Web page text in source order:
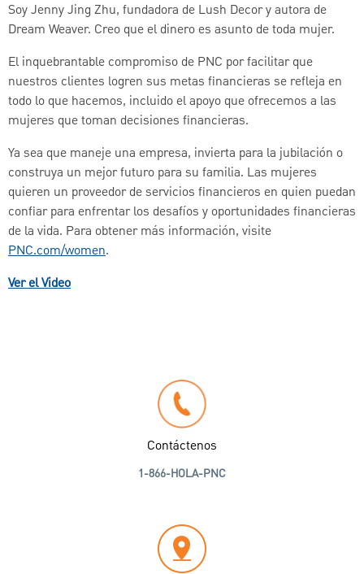
Soy Jenny Jing Zhu, fundadora de Lush Decor y autora de
Dream Weaver. Creo que el dinero es asunto de toda mujer.
El inquebrantable compromiso de PNC por facilitar que
nuestros clientes logren sus metas financieras se refleja en
todo lo que hacemos, incluido el apoyo que ofrecemos a las
mujeres que toman decisiones financieras.
Ya sea que maneje una empresa, invierta para la jubilación o
construya un mejor futuro para su familia. Las mujeres
quieren un proveedor de servicios financieros en quien puedan
confiar para enfrentar los desafíos y oportunidades financieras
de la vida. Para obtener más información, visite
PNC.com/women.
Ver el Video
Contáctenos
1-866-HOLA-PNC